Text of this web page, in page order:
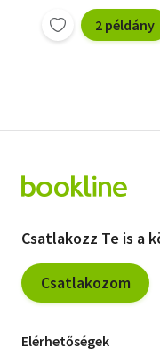
2 példány
Csatlakozz Te is a
Csatlakozom
Elérhetőségek